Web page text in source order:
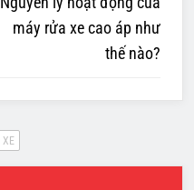
máy rửa xe cao áp như
thế nào?